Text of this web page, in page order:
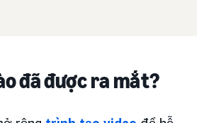
đã được ra mắt?